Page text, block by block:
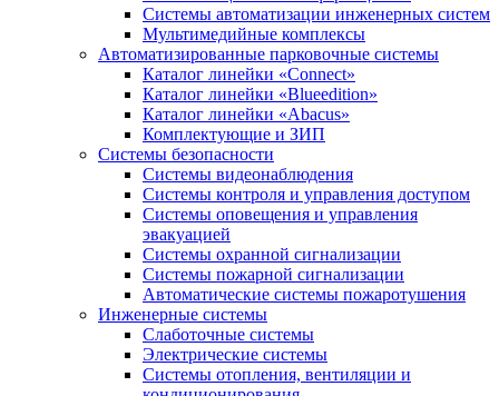
Системы автоматизации инженерных систем
Мультимедийные комплексы
Автоматизированные парковочные системы
Каталог линейки «Connect»
Каталог линейки «Blueedition»
Каталог линейки «Abacus»
Комплектующие и ЗИП
Cистемы безопасности
Системы видеонаблюдения
Системы контроля и управления доступом
Системы оповещения и управления
эвакуацией
Системы охранной сигнализации
Системы пожарной сигнализации
Автоматические системы пожаротушения
Инженерные системы
Слаботочные системы
Электрические системы
Системы отопления, вентиляции и